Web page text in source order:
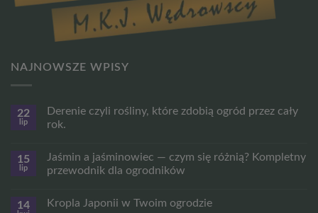
NAJNOWSZE WPISY
22
lip
Derenie czyli rośliny, które zdobią ogród przez cały
rok.
do
czyli
zdobią
15
lip
Jaśmin a jaśminowiec — czym się różnią? Kompletny
przewodnik dla ogrodników
do
14 Kropla Japonii w Twoim ogrodzie